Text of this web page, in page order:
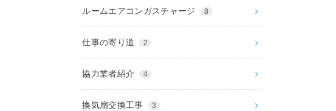
ルームエアコンガスチャージ 8
仕事の寄り道 2
協力業者紹介 4
換気扇交換工事 3